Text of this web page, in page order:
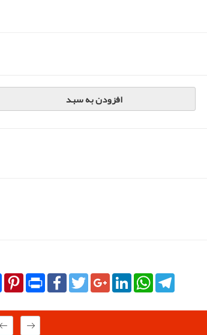
افزودن به سبد
Share PinterestPrint FacebookTwitterGoogle+LinkedInWhatsApp